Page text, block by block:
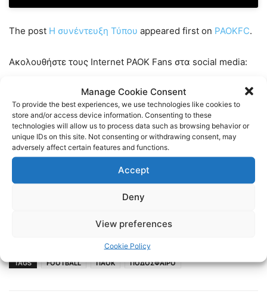
Manage Cookie Consent
To provide the best experiences, we use technologies like cookies to
store and/or access device information. Consenting to these
technologies will allow us to process data such as browsing behavior or
unique IDs on this site. Not consenting or withdrawing consent, may
adversely affect certain features and functions.
Accept
Deny
View preferences
Cookie Policy
The post Η συνέντευξη Τύπου appeared first on PAOKFC.
Ακολουθήστε τους Internet PAOK Fans στα social media:
https://www.facebook.com/InternetPAOKFans
Twitter:https://twitter.com/www_paok_gr
Linkedin:https://www.linkedin.com/in/internet-paok-fans-
https://www.instagram.com/internetpaokfans
TAGS FOOTBALL ΠΑΟΚ ΠΟΔΟΣΦΑΙΡΟ